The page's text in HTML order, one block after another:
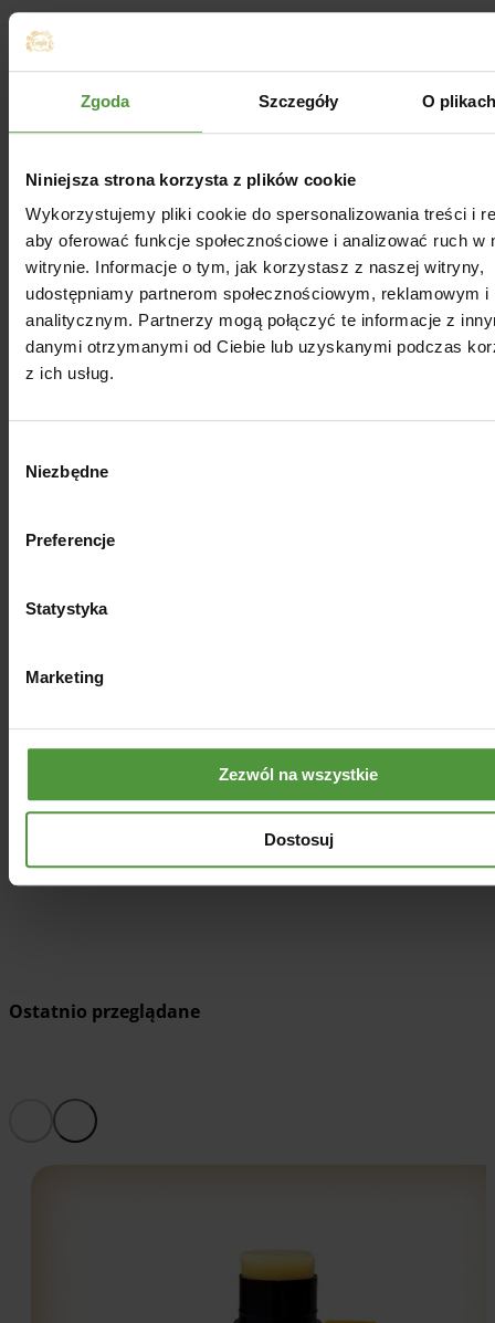
Zgoda Szczegóły O
Niniejsza strona korzysta z plików cookie
Wykorzystujemy pliki cookie do spersonalizowania treści i
aby oferować funkcje społecznościowe i analizować ruch w
witrynie. Informacje o tym, jak korzystasz z naszej witryny,
udostępniamy partnerom społecznościowym, reklamowym i
analitycznym. Partnerzy mogą połączyć te informacje z
danymi otrzymanymi od Ciebie lub uzyskanymi podczas
z ich usług.
zgody
Niezbędne
Preferencje
Statystyka
Marketing
Zezwól na wszystkie
Dostosuj
Dla Ciebie
LAWENDA
29.00zł
Ostatnio przeglądane